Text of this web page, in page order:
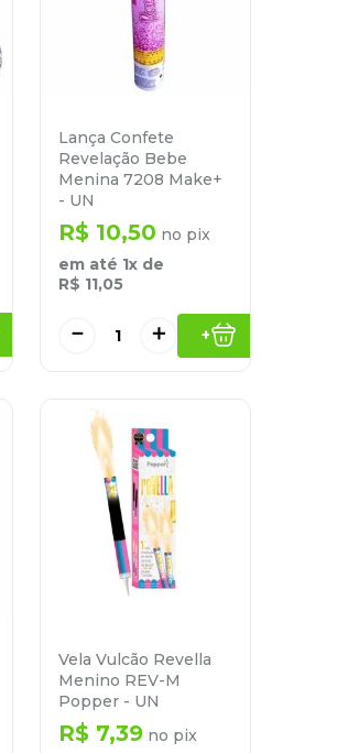
Lança Confete
Revelação Bebe
Menina 7208 Make+
- UN
R$ 10,50 no pix
em até 1x de
R$ 11,05
＋
－ +
Vela Vulcão Revella
Menino REV-M
Popper - UN
R$ 7,39 no pix